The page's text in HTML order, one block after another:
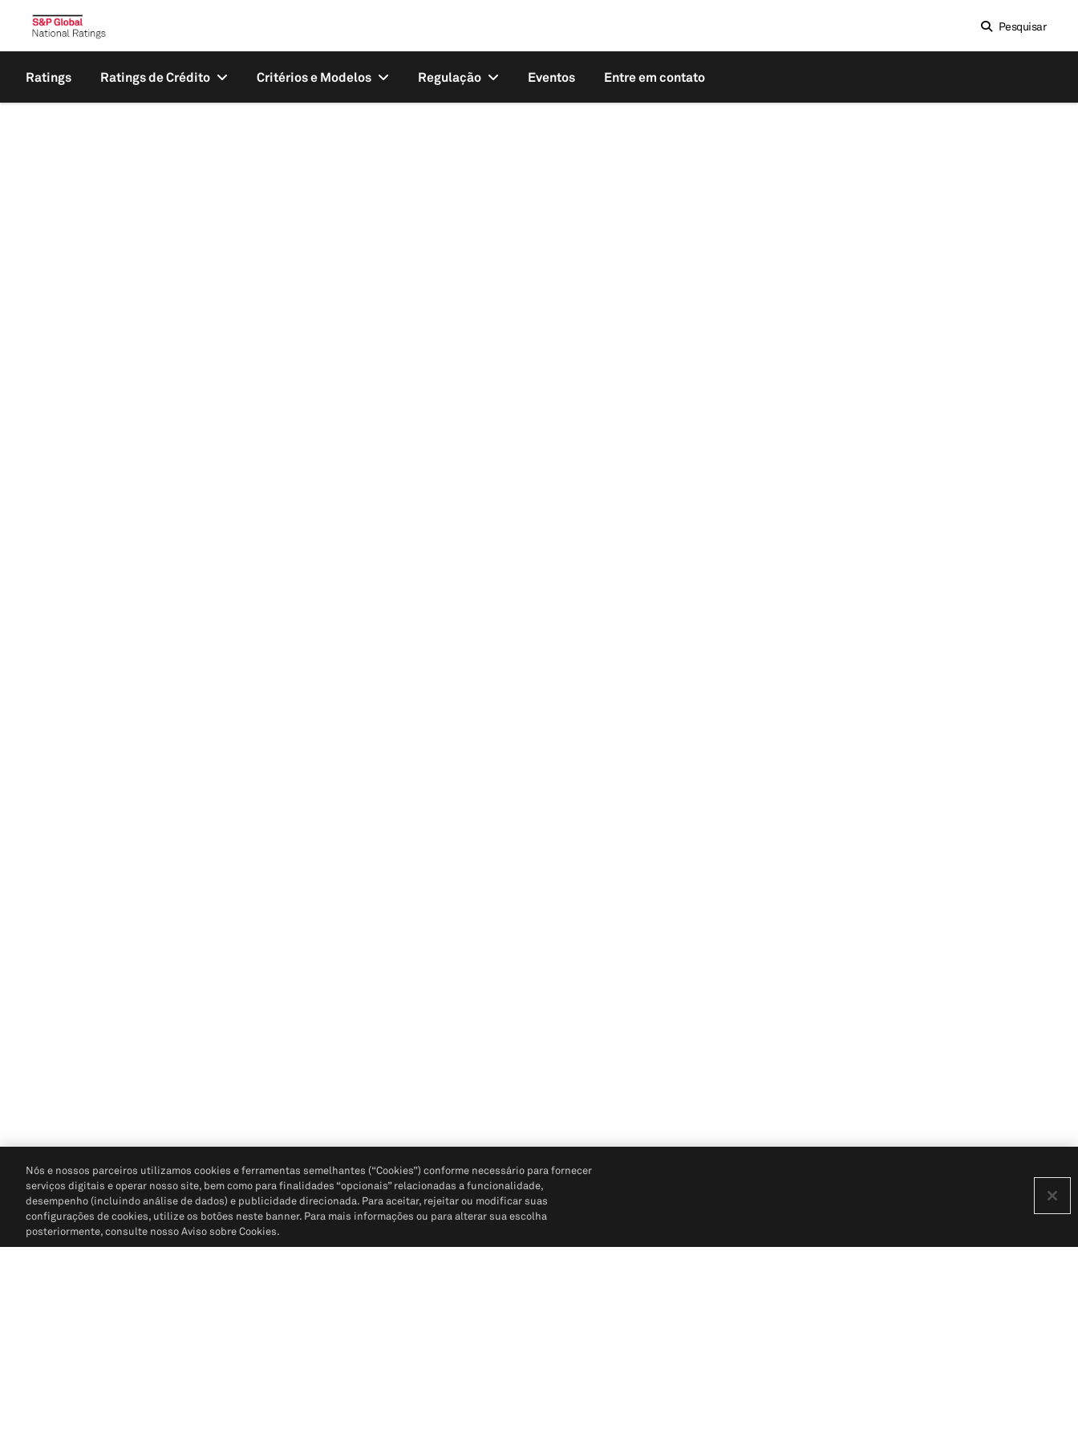
Pesquisar
Ratings Ratings de Crédito Critérios e Modelos Regulação Eventos Entre em contato
Nós e nossos parceiros utilizamos cookies e ferramentas semelhantes (“Cookies”) conforme necessário para fornecer
serviços digitais e operar nosso site, bem como para finalidades “opcionais” relacionadas a funcionalidade,
desempenho (incluindo análise de dados) e publicidade direcionada. Para aceitar, rejeitar ou modificar suas
configurações de cookies, utilize os botões neste banner. Para mais informações ou para alterar sua escolha
posteriormente, consulte nosso Aviso sobre Cookies.